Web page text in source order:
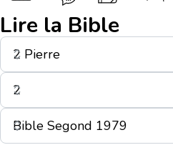
Lire la Bible